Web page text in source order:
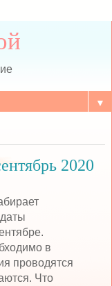
▼
2020
в
проводятся
Что